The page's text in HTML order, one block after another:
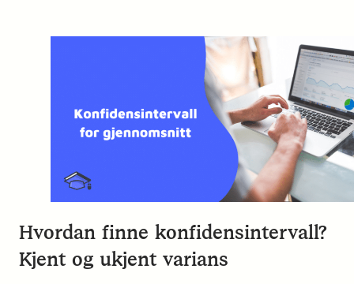
Hvordan finne konfidensintervall?
Kjent og ukjent varians